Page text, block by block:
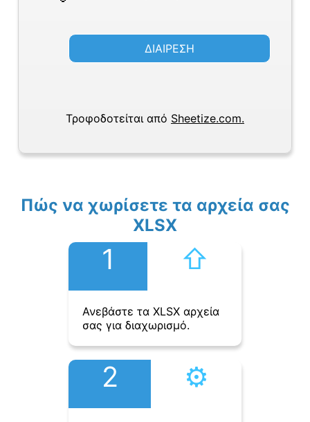
ΔΙΑΙΡΕΣΗ
Τροφοδοτείται από Sheetize.com.
Πώς να χωρίσετε τα αρχεία σας
XLSX
1 ⇧︎
Ανεβάστε τα XLSX αρχεία
σας για διαχωρισμό.
2 ⚙︎